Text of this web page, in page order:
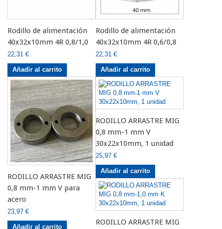
Rodillo de alimentación
40x32x10mm 4R 0,8/1,0
22,31 €
Añadir al carrito
Rodillo de alimentación
40x32x10mm 4R 0,6/0,8
22,31 €
Añadir al carrito
RODILLO ARRASTRE MIG
0,8 mm-1 mm V para
acero
23,97 €
Añadir al carrito
RODILLO ARRASTRE MIG
0,8 mm-1 mm V
30x22x10mm, 1 unidad
25,97 €
Añadir al carrito
RODILLO ARRASTRE MIG